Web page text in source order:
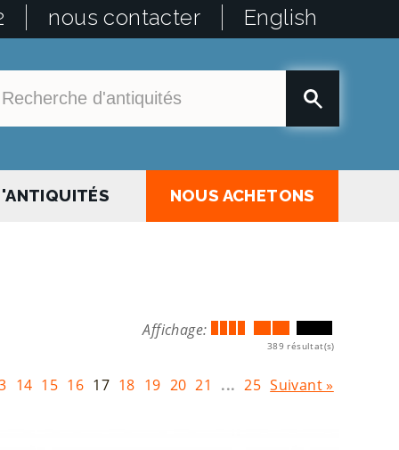
nous contacter English
NOUS ACHETONS
Affichage:
389 résultat(s)
14 15 16 17 18 19 20 21 ... 25 Suivant »